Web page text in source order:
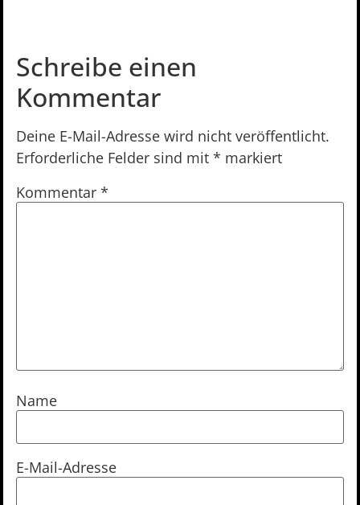
Schreibe einen
Kommentar
Deine E-Mail-Adresse wird nicht veröffentlicht.
Erforderliche Felder sind mit * markiert
Kommentar *
Name
E-Mail-Adresse